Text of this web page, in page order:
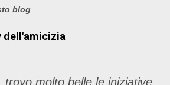
blog
dell'amicizia
trovo molto belle le iniziative